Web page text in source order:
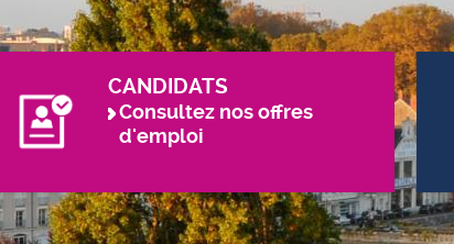
CANDIDATS
Consultez nos offres
d'emploi